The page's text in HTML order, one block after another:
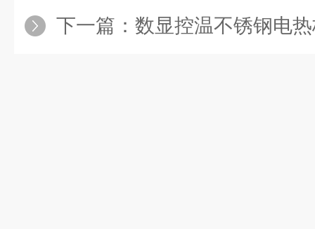
下一篇： 数显控温不锈钢电